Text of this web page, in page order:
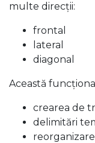
multe direcții:
frontal
lateral
diagonal
Această
crearea de
delimitări